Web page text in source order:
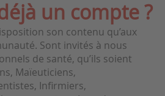
DE PRESSE
un compte ?
son contenu qu’aux
Sont invités à nous
de santé, qu’ils soient
Maïeuticiens,
Infirmiers,